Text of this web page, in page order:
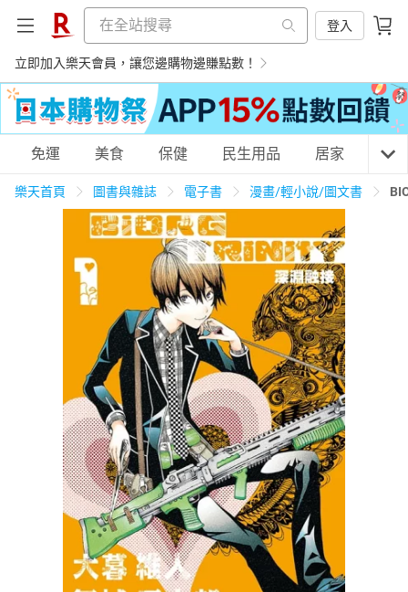
登入
立即加入樂天會員，讓您邊購物邊賺點數！
購物網分類
美食蛋糕 養生保健 民生用品
3C家電 運動休閒 親子玩具
女裝 男裝 化妝保養 情趣用品
日本購物 電子/紙本書
HOT
免運 美食 保健 民生用品 居家 3C
樂天首頁 圖書與雜誌 電子書 漫畫/輕小說/圖文書